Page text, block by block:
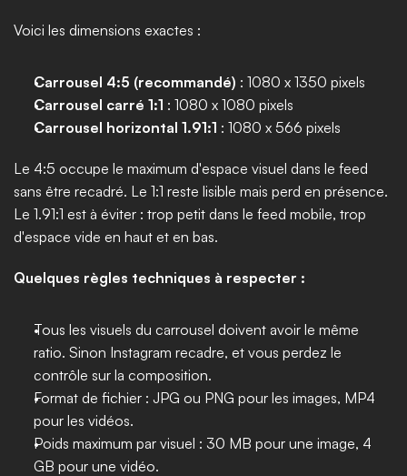
Voici les dimensions exactes :
Carrousel 4:5 (recommandé) : 1080 x 1350 pixels
Carrousel carré 1:1 : 1080 x 1080 pixels
Carrousel horizontal 1.91:1 : 1080 x 566 pixels
Le 4:5 occupe le maximum d'espace visuel dans le feed
sans être recadré. Le 1:1 reste lisible mais perd en présence.
Le 1.91:1 est à éviter : trop petit dans le feed mobile, trop
d'espace vide en haut et en bas.
Quelques règles techniques à respecter :
Tous les visuels du carrousel doivent avoir le même
ratio. Sinon Instagram recadre, et vous perdez le
contrôle sur la composition.
Format de fichier : JPG ou PNG pour les images, MP4
pour les vidéos.
Poids maximum par visuel : 30 MB pour une image, 4
GB pour une vidéo.